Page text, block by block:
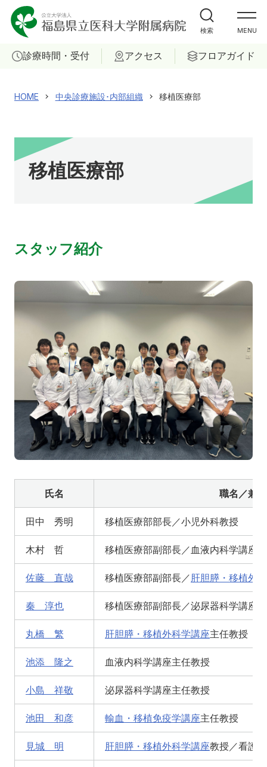
MENU
外来受診の方
入院・ご面会の方
ご相談
お問い合わせ
診療時間・受付 アクセス フロアガイド
検索
HOME 中央診療施設･内部組織 移植医療部
移植医療部
スタッフ紹介
氏名 職名／兼務
田中 秀明 移植医療部部長／小児外科教授
木村 哲 移植医療部副部長／血液内科学講座
佐藤 直哉 移植医療部副部長／ 肝胆膵・移植外
秦 淳也 移植医療部副部長／泌尿器科学講座
丸橋 繁 肝胆膵・移植外科学講座主任教授
池添 隆之 血液内科学講座主任教授
小島 祥敬 泌尿器科学講座主任教授
池田 和彦 輸血・移植免疫学講座主任教授
見城 明 肝胆膵・移植外科学講座教授／看護